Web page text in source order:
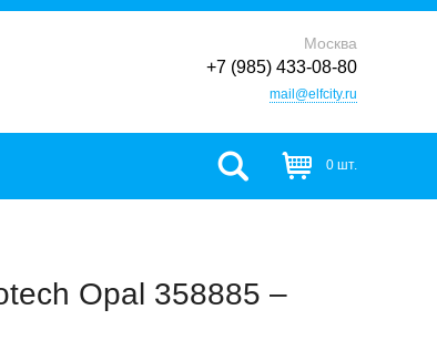
Москва
+7 (985) 433-08-80
mail@elfcity.ru
0 шт.
Opal 358885 –